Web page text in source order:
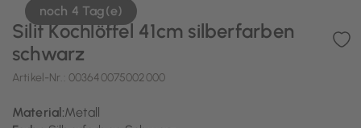
noch 4 Tag(e)
Silit Kochlöffel 41cm silberfarben
schwarz
Artikel-Nr.: 003640075002000
Material:Metall